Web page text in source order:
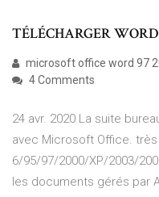
TÉLÉCHARGER
microsoft office word 97
4 Comments
24 avr. 2020 La suite
avec Microsoft Office.
6/95/97/2000/XP/2003/
les documents gérés par